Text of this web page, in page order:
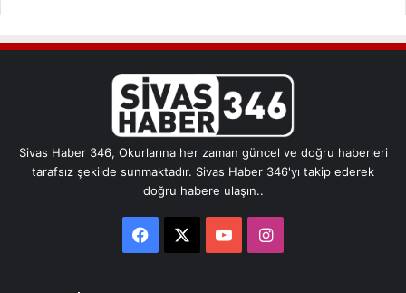
Sivas Haber 346, Okurlarına her zaman güncel ve doğru haberleri
tarafsız şekilde sunmaktadır. Sivas Haber 346'yı takip ederek
doğru habere ulaşın..
Facebook YouTubeInstagram